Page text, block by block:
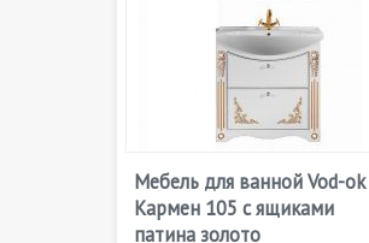
Мебель для ванной Vod-ok
Кармен 105 с ящиками
патина золото